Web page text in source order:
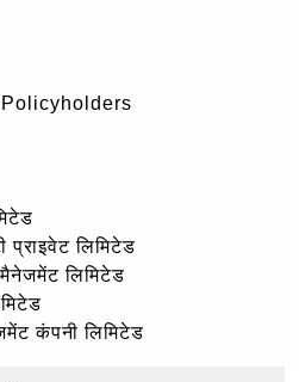
लिमिटेड
लिमिटेड
कंपनी लिमिटेड